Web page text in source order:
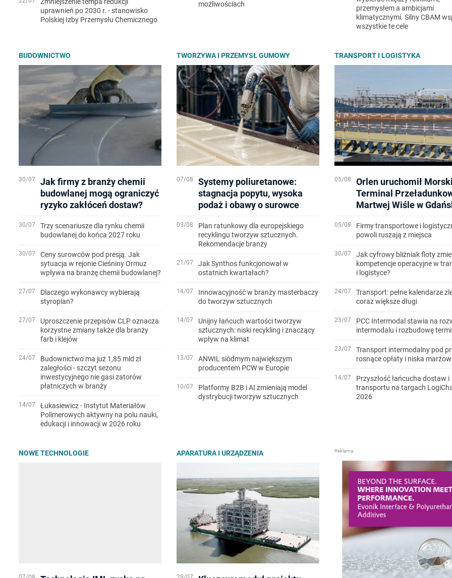
uprawnień po 2030 r. - stanowisko
Polskiej Izby Przemysłu Chemicznego
możliwościach
przemysłem a ambicjami
klimatycznymi. Silny CBAM
wszystkie te cele
BUDOWNICTWO
30/07
Jak firmy z branży chemii
budowlanej mogą ograniczyć
ryzyko zakłóceń dostaw?
30/07
Trzy scenariusze dla rynku chemii
budowlanej do końca 2027 roku
30/07
Ceny surowców pod presją. Jak
sytuacja w rejonie Cieśniny Ormuz
wpływa na branżę chemii budowlanej?
27/07
Dlaczego wykonawcy wybierają
styropian?
27/07
Uproszczenie przepisów CLP oznacza
korzystne zmiany także dla branży
farb i klejów
24/07
Budownictwo ma już 1,85 mld zł
zaległości - szczyt sezonu
inwestycyjnego nie gasi zatorów
płatniczych w branży
14/07
Łukasiewicz - Instytut Materiałów
Polimerowych aktywny na polu nauki,
edukacji i innowacji w 2026 roku
TWORZYWA I PRZEMYSŁ GUMOWY
07/08
Systemy poliuretanowe:
stagnacja popytu, wysoka
podaż i obawy o surowce
03/08
Plan ratunkowy dla europejskiego
recyklingu tworzyw sztucznych.
Rekomendacje branży
21/07
Jak Synthos funkcjonował w
ostatnich kwartałach?
14/07
Innowacyjność w branży masterbaczy
do tworzyw sztucznych
14/07
Unijny łańcuch wartości tworzyw
sztucznych: niski recykling i znaczący
wpływ na klimat
13/07
ANWIL siódmym największym
producentem PCW w Europie
10/07
Platformy B2B i AI zmieniają model
dystrybucji tworzyw sztucznych
TRANSPORT I LOGISTYKA
05/08
Orlen uruchomił
Terminal
Martwej Wiśle w
05/08
Firmy transportowe i
powoli ruszają z miejsca
30/07
Jak cyfrowy bliźniak floty
kompetencje operacyjne w
i logistyce?
24/07
Transport: pełne kalendarze
coraz większe długi
23/07
PCC Intermodal stawia na
intermodalu i rozbudowę
23/07
Transport intermodalny pod
rosnące opłaty i niska
14/07
Przyszłość łańcucha dostaw i
transportu na targach
2026
NOWE TECHNOLOGIE APARATURA I URZĄDZENIA